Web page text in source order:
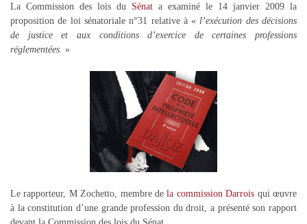
La Commission des lois du Sénat a examiné le 14 janvier 2009 la
proposition de loi sénatoriale n°31 relative à « l’exécution des décisions
de justice et aux conditions d’exercice de certaines professions
réglementées. »
Le rapporteur, M Zochetto, membre de la commission Darrois qui œuvre
à la constitution d’une grande profession du droit, a présenté son rapport